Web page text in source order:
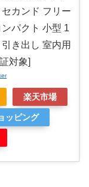
セカンド フリー
パクト 小型 1
引き出し 室内用
対象]
楽天市場
ッピング